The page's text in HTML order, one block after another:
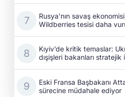
Rusya’nın savaş
Wildberries tesisi daha
Kıyiv’de kritik temaslar:
dışişleri bakanları stratejik
Eski Fransa Başbakanı
sürecine müdahale ediyor